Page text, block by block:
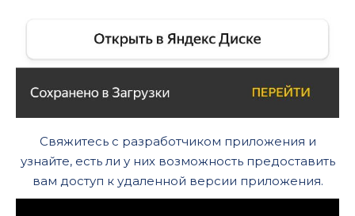
Свяжитесь с разработчиком приложения и
узнайте, есть ли у них возможность предоставить
вам доступ к удаленной версии приложения.